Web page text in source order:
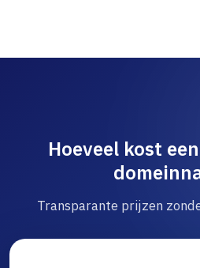
Hoeveel kost
Transparante prijzen